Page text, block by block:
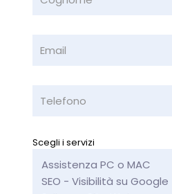
Scegli i servizi